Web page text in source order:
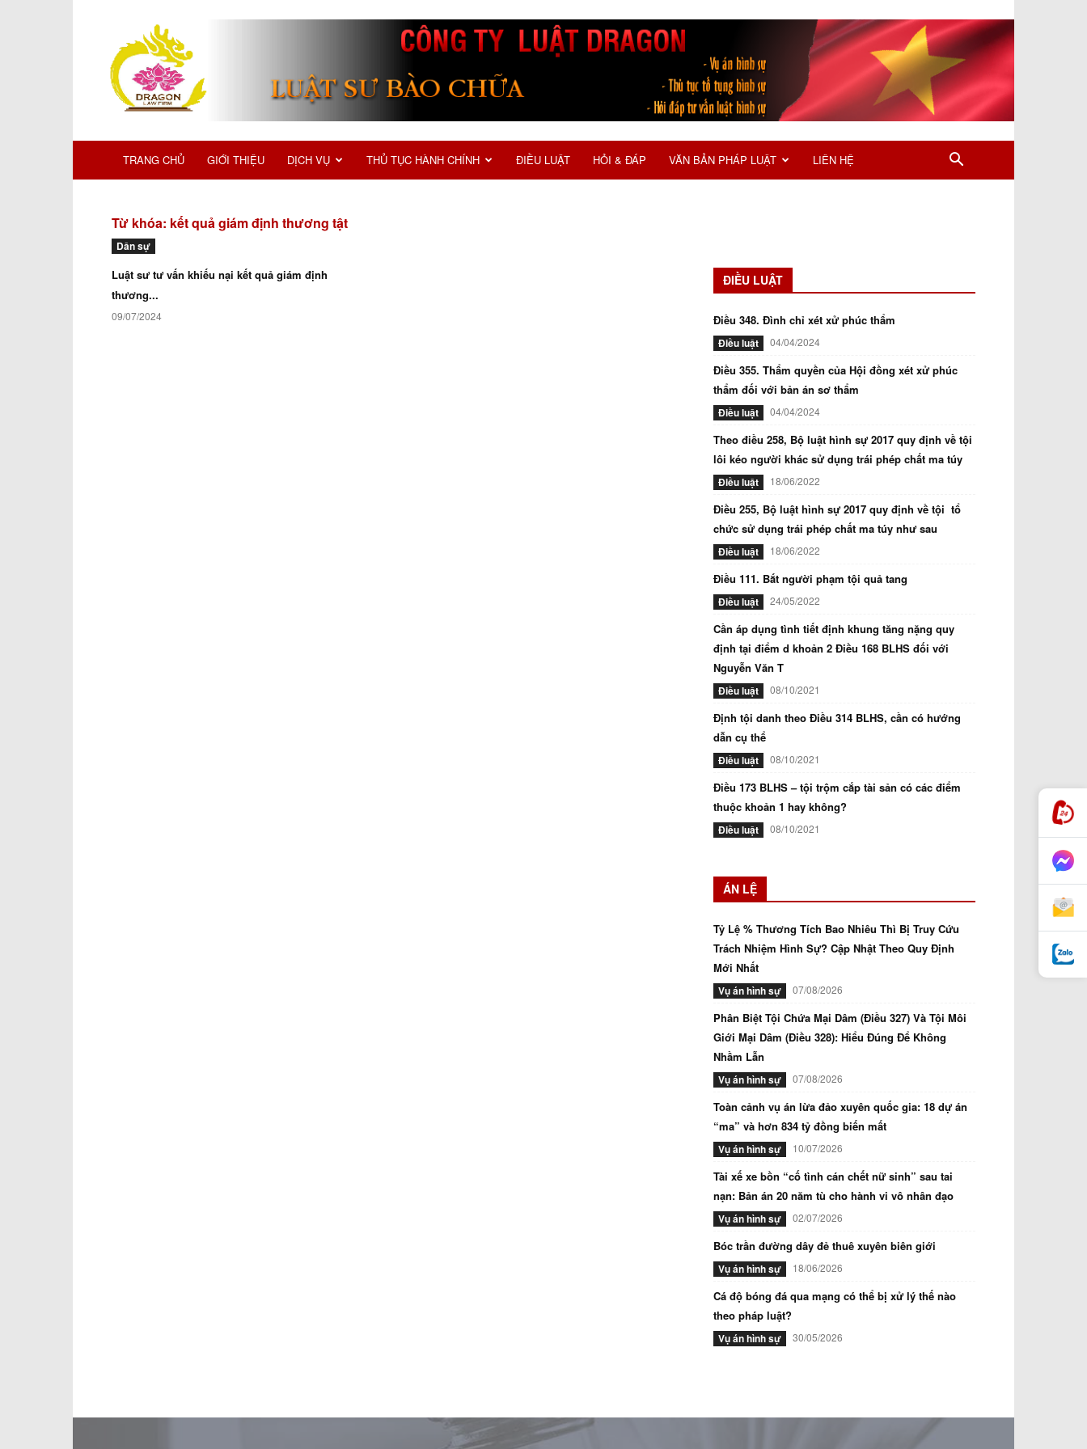
TRANG CHỦ GIỚI THIỆU DỊCH VỤ THỦ TỤC HÀNH CHÍNH ĐIỀU LUẬT HỎI & ĐÁP VĂN BẢN PHÁP LUẬT LIÊN HỆ
Từ khóa: kết quả giám định thương tật
Dân sự
Luật sư tư vấn khiếu nại kết quả giám định
thương...
09/07/2024
ĐIỀU LUẬT
Điều 348. Đình chỉ xét xử phúc thẩm
Điều luật 04/04/2024
Điều 355. Thẩm quyền của Hội đồng xét xử phúc
thẩm đối với bản án sơ thẩm
Điều luật 04/04/2024
Theo điều 258, Bộ luật hình sự 2017 quy định về tội
lôi kéo người khác sử dụng trái phép chất ma túy
Điều luật 18/06/2022
Điều 255, Bộ luật hình sự 2017 quy định về tội tổ
chức sử dụng trái phép chất ma túy như sau
Điều luật 18/06/2022
Điều 111. Bắt người phạm tội quả tang
Điều luật 24/05/2022
Cần áp dụng tình tiết định khung tăng nặng quy
định tại điểm d khoản 2 Điều 168 BLHS đối với
Nguyễn Văn T
Điều luật 08/10/2021
Định tội danh theo Điều 314 BLHS, cần có hướng
dẫn cụ thể
Điều luật 08/10/2021
Điều 173 BLHS – tội trộm cắp tài sản có các điểm
thuộc khoản 1 hay không?
Điều luật 08/10/2021
ÁN LỆ
Tỷ Lệ % Thương Tích Bao Nhiêu Thì Bị Truy Cứu
Trách Nhiệm Hình Sự? Cập Nhật Theo Quy Định
Mới Nhất
Vụ án hình sự 07/08/2026
Phân Biệt Tội Chứa Mại Dâm (Điều 327) Và Tội Môi
Giới Mại Dâm (Điều 328): Hiểu Đúng Để Không
Nhầm Lẫn
Vụ án hình sự 07/08/2026
Toàn cảnh vụ án lừa đảo xuyên quốc gia: 18 dự án
“ma” và hơn 834 tỷ đồng biến mất
Vụ án hình sự 10/07/2026
Tài xế xe bồn “cố tình cán chết nữ sinh” sau tai
nạn: Bản án 20 năm tù cho hành vi vô nhân đạo
Vụ án hình sự 02/07/2026
Bóc trần đường dây đẻ thuê xuyên biên giới
Vụ án hình sự 18/06/2026
Cá độ bóng đá qua mạng có thể bị xử lý thế nào
theo pháp luật?
Vụ án hình sự 30/05/2026